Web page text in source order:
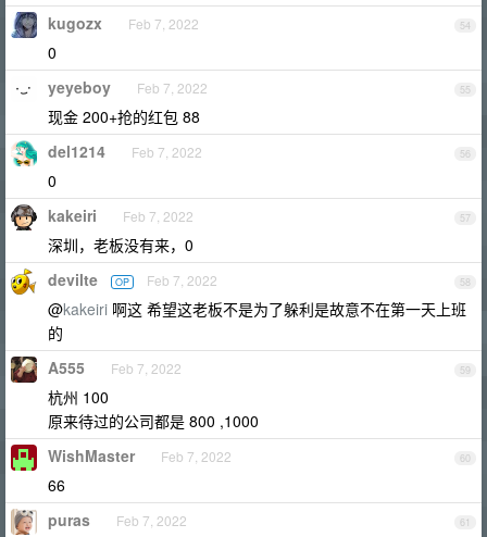
54
kugozx Feb 7, 2022
0
55
yeyeboy Feb 7, 2022
现金 200+抢的红包 88
56
del1214 Feb 7, 2022
0
57
kakeiri Feb 7, 2022
深圳，老板没有来，0
58
devilte OP Feb 7, 2022
@kakeiri 啊这 希望这老板不是为了躲利是故意不在第一天上班
的
59
A555 Feb 7, 2022
杭州 100
原来待过的公司都是 800 ,1000
60
WishMaster Feb 7, 2022
66
61
puras Feb 7, 2022